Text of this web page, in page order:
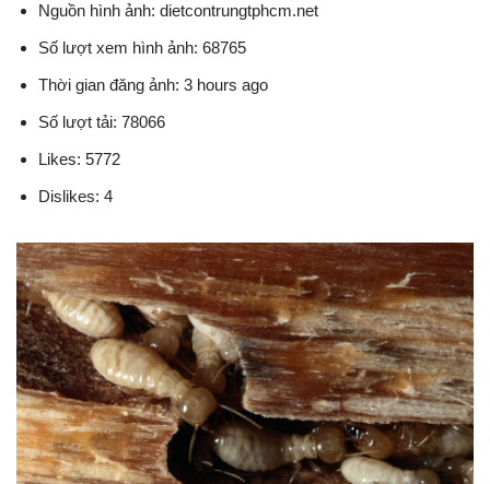
Nguồn hình ảnh: dietcontrungtphcm.net
Số lượt xem hình ảnh: 68765
Thời gian đăng ảnh: 3 hours ago
Số lượt tải: 78066
Likes: 5772
Dislikes: 4